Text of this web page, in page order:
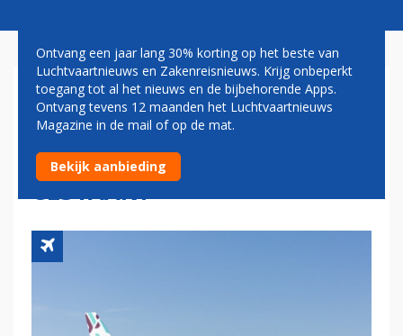
AANDEELHOUDERS TREKKEN
STEKKER UIT AIR ITALY,
VLUCHTUITVOERING
GESTAAKT
Ontvang een jaar lang 30% korting op het beste van
Luchtvaartnieuws en Zakenreisnieuws. Krijg onbeperkt
toegang tot al het nieuws en de bijbehorende Apps.
Ontvang tevens 12 maanden het Luchtvaartnieuws
Magazine in de mail of op de mat.
Bekijk aanbieding